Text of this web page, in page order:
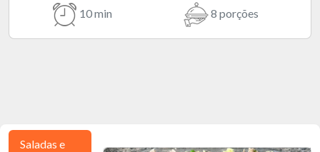
10 min 8 porções
Saladas e